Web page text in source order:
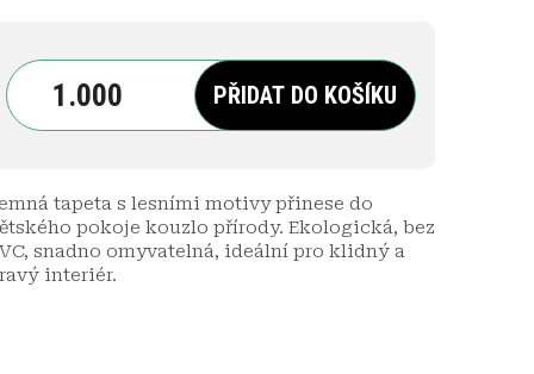
PŘIDAT DO KOŠÍKU
tapeta s lesními motivy přinese do
pokoje kouzlo přírody. Ekologická, bez
snadno omyvatelná, ideální pro klidný a
interiér.